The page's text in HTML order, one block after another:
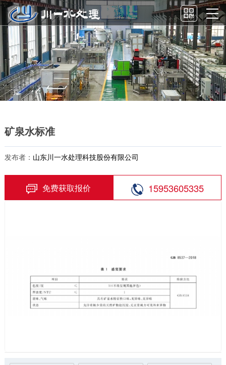
矿泉水标准
发布者： 山东川一水处理科技股份有限公司
免费获取报价 15953605335